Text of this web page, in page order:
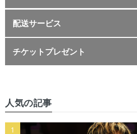
配送サービス
チケットプレゼント
人気の記事